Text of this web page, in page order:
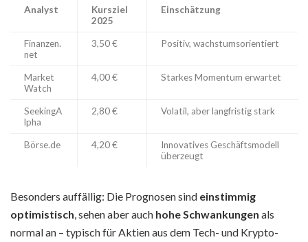
Analyst
Kursziel
2025
Einschätzung
Finanzen.
net
3,50 € Positiv, wachstumsorientiert
Market
Watch
4,00 € Starkes Momentum erwartet
SeekingA
lpha
2,80 € Volatil, aber langfristig stark
Börse.de 4,20 €
Innovatives Geschäftsmodell
überzeugt
Besonders auffällig: Die Prognosen sind einstimmig
optimistisch , sehen aber auch hohe Schwankungen als
normal an – typisch für Aktien aus dem Tech- und Krypto-